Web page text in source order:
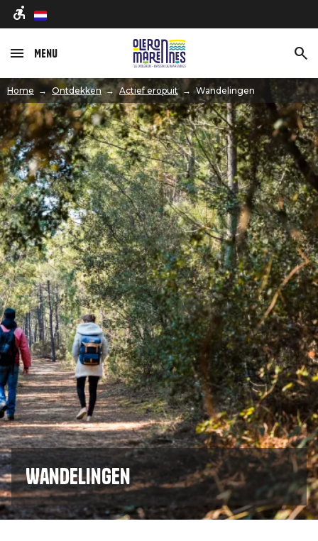
nl
Menu
Home Ontdekken Actief eropuit Wandelingen
Afbeelding
Wandelingen